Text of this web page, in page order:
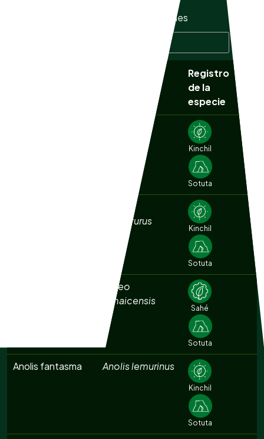
especies
Registro
de la
especie
Kinchil
Sotuta
brachyurus
Kinchil
Sotuta
Buteo
jamaicensis
Sahé
Sotuta
Anolis fantasma Anolis lemurinus
Kinchil
Sotuta